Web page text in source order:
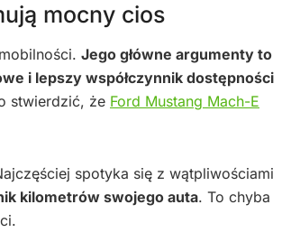
mocny cios
Jego główne argumenty to
i lepszy współczynnik dostępności
stwierdzić, że Ford Mustang Mach-E
spotyka się z wątpliwościami
kilometrów swojego auta. To chyba